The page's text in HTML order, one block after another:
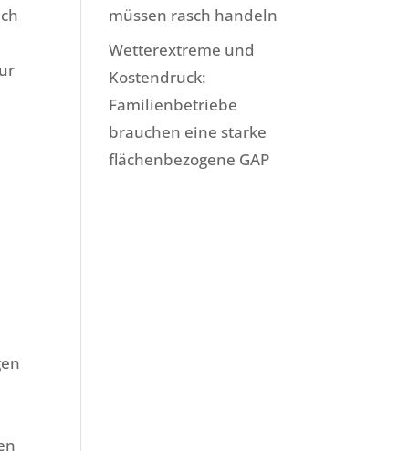
müssen rasch handeln
Wetterextreme und
Kostendruck:
Familienbetriebe
brauchen eine starke
flächenbezogene GAP